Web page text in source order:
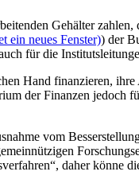
Gehälter
ein neues Fenster)) der
für die
Hand finanzieren,
der Finanzen jedoch
vom
daher könne